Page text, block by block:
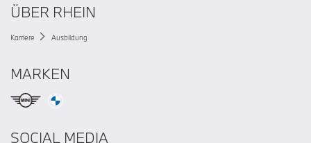
ÜBER RHEIN
Karriere Ausbildung
MARKEN
SOCIAL MEDIA